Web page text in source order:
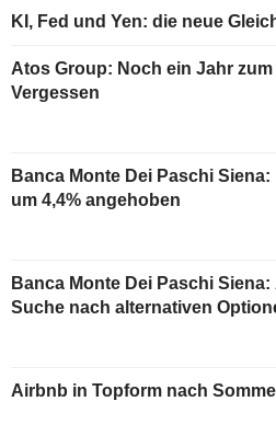
KI, Fed und Yen: die neue
Atos Group: Noch ein Jahr zum
Vergessen
Banca Monte Dei Paschi Siena:
um 4,4% angehoben
Banca Monte Dei Paschi
Suche nach alternativen
Airbnb in Topform nach